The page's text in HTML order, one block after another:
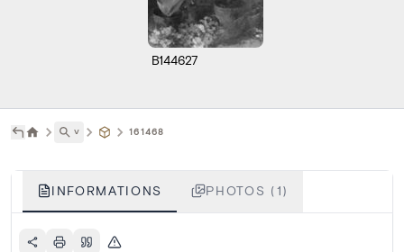
B144627
˅ 161468
INFORMATIONS PHOTOS (1)